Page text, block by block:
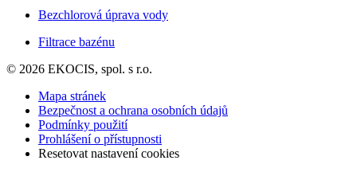
Bezchlorová úprava vody
Filtrace bazénu
© 2026 EKOCIS, spol. s r.o.
Mapa stránek
Bezpečnost a ochrana osobních údajů
Podmínky použití
Prohlášení o přístupnosti
Resetovat nastavení cookies